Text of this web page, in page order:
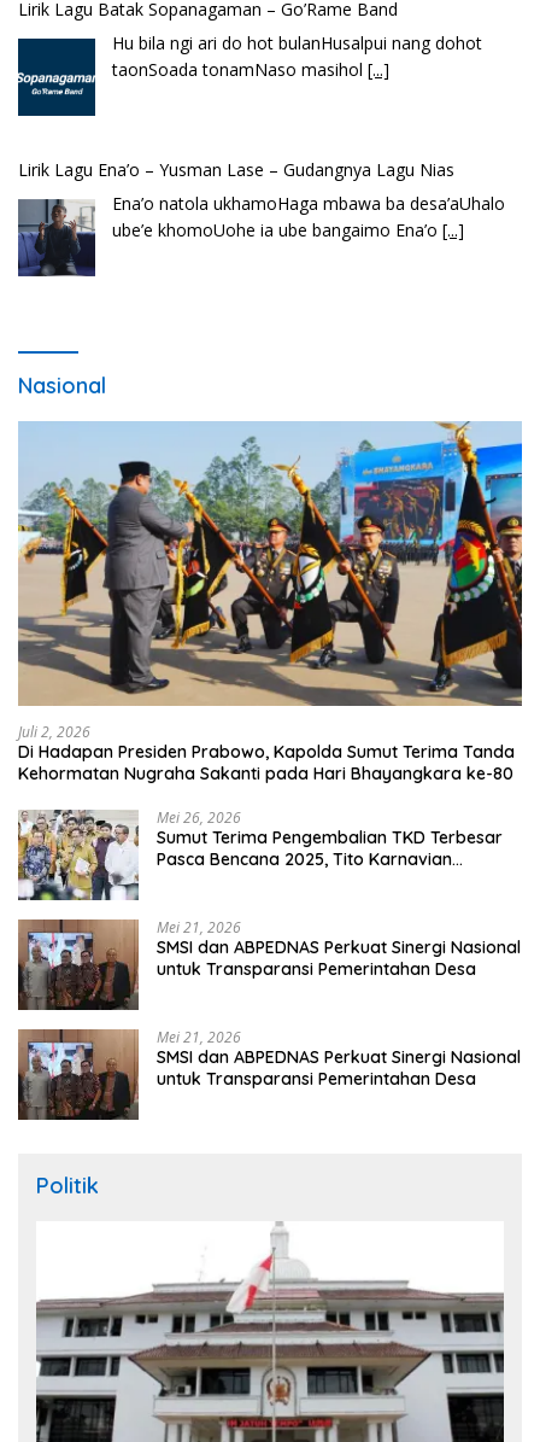
Lirik Lagu Batak Sopanagaman – Go’Rame Band
Hu bila ngi ari do hot bulanHusalpui nang dohot
taonSoada tonamNaso masihol [...]
Lirik Lagu Ena’o – Yusman Lase – Gudangnya Lagu Nias
Ena’o natola ukhamoHaga mbawa ba desa’aUhalo
ube’e khomoUohe ia ube bangaimo Ena’o [...]
Nasional
Juli 2, 2026
Di Hadapan Presiden Prabowo, Kapolda Sumut Terima Tanda
Kehormatan Nugraha Sakanti pada Hari Bhayangkara ke-80
Mei 26, 2026
Sumut Terima Pengembalian TKD Terbesar
Pasca Bencana 2025, Tito Karnavian
Mei 21, 2026
SMSI dan ABPEDNAS Perkuat Sinergi Nasional
untuk Transparansi Pemerintahan Desa
Mei 21, 2026
SMSI dan ABPEDNAS Perkuat Sinergi Nasional
untuk Transparansi Pemerintahan Desa
Politik